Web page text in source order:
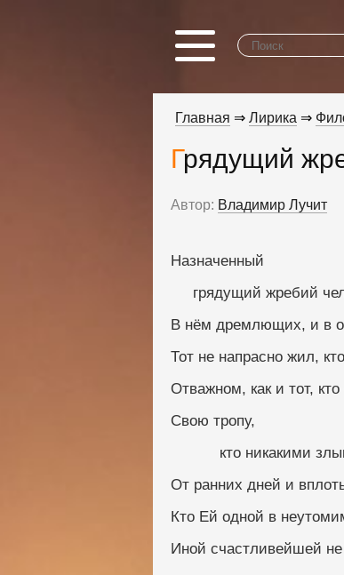
Главная ⇒ Лирика ⇒
Грядущий
Автор: Владимир Лучит
Назначенный
грядущий жребий
В нём дремлющих, и в
Тот не напрасно жил,
Отважном, как и тот,
Свою тропу,
кто
От ранних дней и
Кто Ей одной в
Иной счастливейшей